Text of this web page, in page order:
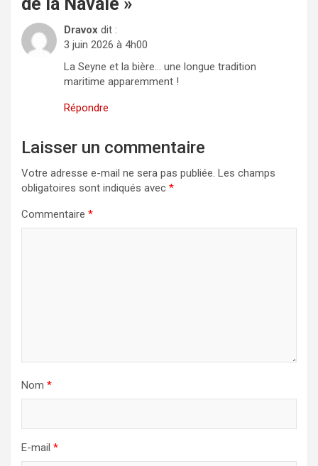
Dravox dit :
3 juin 2026 à 4h00
La Seyne et la bière… une longue tradition
maritime apparemment !
Répondre
Laisser un commentaire
Votre adresse e-mail ne sera pas publiée. Les champs
obligatoires sont indiqués avec *
Commentaire *
Nom *
E-mail *